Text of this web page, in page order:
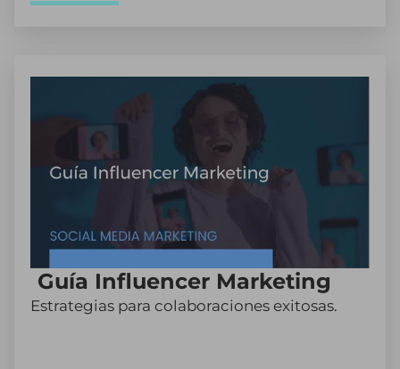
Guía Influencer Marketing
Estrategias para colaboraciones exitosas.